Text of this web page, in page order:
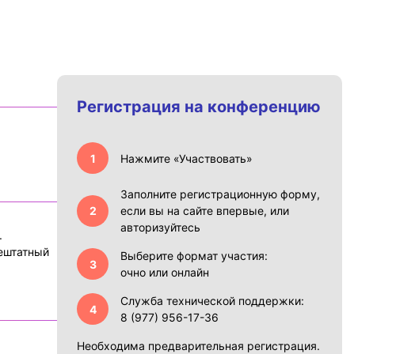
Регистрация на конференцию
Нажмите «Участвовать»
Заполните регистрационную форму,
если вы на сайте впервые, или
авторизуйтесь
Выберите формат участия:
очно или онлайн
Служба технической поддержки:
8 (977) 956-17-36
Необходима предварительная регистрация.